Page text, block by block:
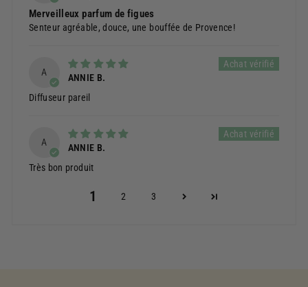
Merveilleux parfum de figues
Senteur agréable, douce, une bouffée de Provence!
A
ANNIE B.
Diffuseur pareil
A
ANNIE B.
Très bon produit
1 2 3